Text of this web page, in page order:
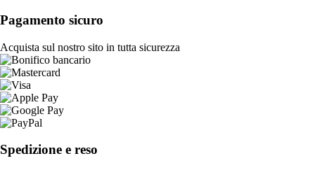
Pagamento sicuro
Acquista sul nostro sito in tutta sicurezza
Spedizione e reso